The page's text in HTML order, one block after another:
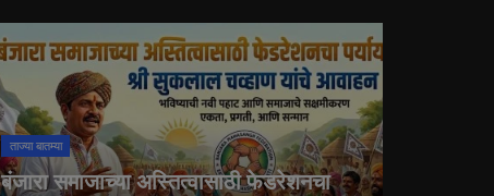
ताज्या बातम्या
बंजारा समाजाच्या अस्तित्वासाठी फेडरेशनचा